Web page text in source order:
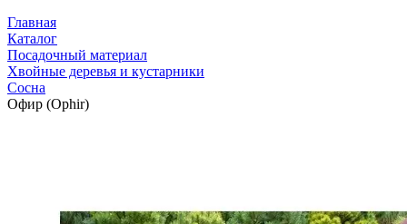
Главная
Каталог
Посадочный материал
Хвойные деревья и кустарники
Сосна
Офир (Ophir)